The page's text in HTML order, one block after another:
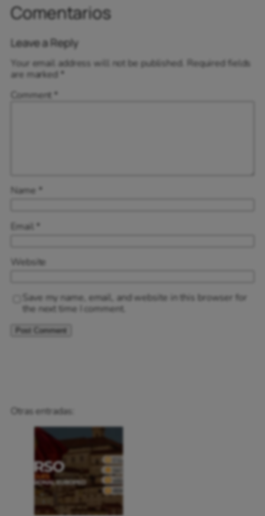
Comentarios
Leave a Reply
Your email address will not be published. Required fields
are marked *
Comment *
Name *
Email *
Website
Save my name, email, and website in this browser for
the next time I comment.
Otras entradas: